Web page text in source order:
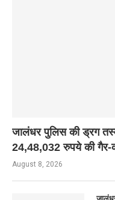
जालंधर पुलिस की ड्रग
24,48,032 रुपये की गैर-
August 8, 2026